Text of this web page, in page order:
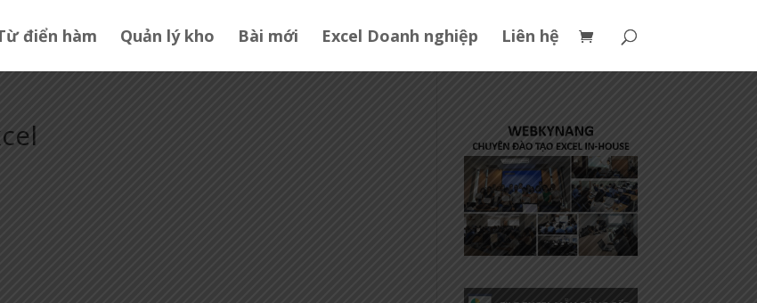
điển hàm Quản lý kho Bài mới Excel Doanh nghiệp Liên hệ